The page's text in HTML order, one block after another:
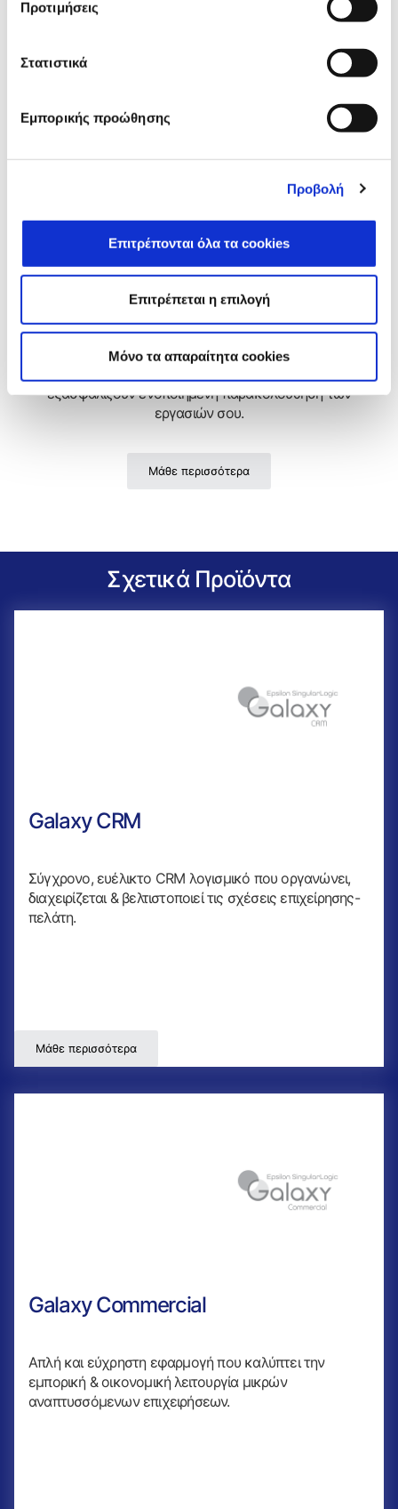
Προτιμήσεις
Στατιστικά
Εμπορικής προώθησης
Προβολή
Επιτρέπονται όλα τα cookies
Επιτρέπεται η επιλογή
Mόνο τα απαραίτητα cookies
εργασιών και βελτιστοποιούν την αποδοτικότητα της
Μάθε περισσότερα
Highlights
Απόκτησε ενιαία διαχείριση της επιχειρηματικής σου
εξασφαλίζουν ενοποιημένη παρακολούθηση των
εργασιών σου.
Μάθε περισσότερα
Σχετικά Προϊόντα
Galaxy CRM
Σύγχρονο, ευέλικτο CRM λογισμικό που οργανώνει,
διαχειρίζεται & βελτιστοποιεί τις σχέσεις επιχείρησης-
πελάτη.
Μάθε περισσότερα
Galaxy Commercial
Απλή και εύχρηστη εφαρμογή που καλύπτει την
εμπορική & οικονομική λειτουργία μικρών
αναπτυσσόμενων επιχειρήσεων.